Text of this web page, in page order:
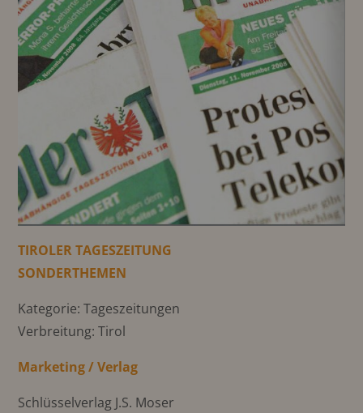
TIROLER TAGESZEITUNG
SONDERTHEMEN
Kategorie: Tageszeitungen
Verbreitung: Tirol
Marketing / Verlag
Schlüsselverlag J.S. Moser